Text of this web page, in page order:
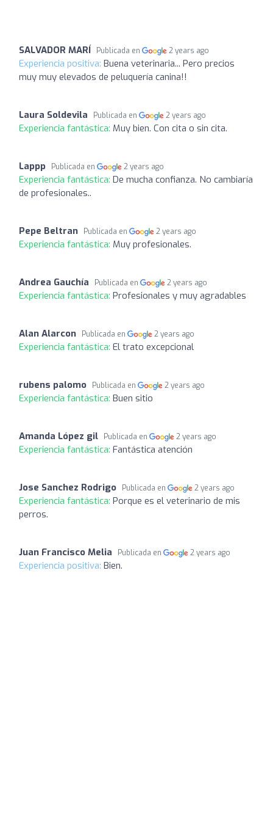
SALVADOR MARÍ Publicada en 2 years ago
Experiencia positiva: Buena veterinaria... Pero precios
muy muy elevados de peluquería canina!!
Laura Soldevila Publicada en 2 years ago
Experiencia fantástica: Muy bien. Con cita o sin cita.
Lappp Publicada en 2 years ago
Experiencia fantástica: De mucha confianza. No cambiaría
de profesionales..
Pepe Beltran Publicada en 2 years ago
Experiencia fantástica: Muy profesionales.
Andrea Gauchía Publicada en 2 years ago
Experiencia fantástica: Profesionales y muy agradables
Alan Alarcon Publicada en 2 years ago
Experiencia fantástica: El trato excepcional
rubens palomo Publicada en 2 years ago
Experiencia fantástica: Buen sitio
Amanda López gil Publicada en 2 years ago
Experiencia fantástica: Fantástica atención
Jose Sanchez Rodrigo Publicada en 2 years ago
Experiencia fantástica: Porque es el veterinario de mis
perros.
Juan Francisco Melia Publicada en 2 years ago
Experiencia positiva: Bien.